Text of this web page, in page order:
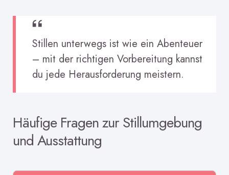
Stillen unterwegs ist wie ein Abenteuer
– mit der richtigen Vorbereitung kannst
du jede Herausforderung meistern.
Häufige Fragen zur Stillumgebung
und Ausstattung